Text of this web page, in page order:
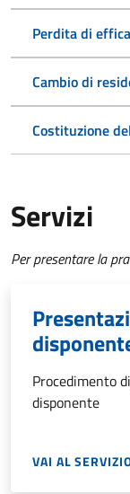
Perdita di
Cambio di
Costituzione
Servizi
Per presentare la
Procedimento
disponente
VAI AL